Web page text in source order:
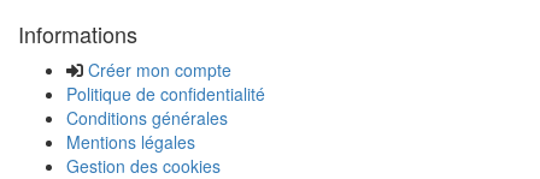
Informations
Créer mon compte
Politique de confidentialité
Conditions générales
Mentions légales
Gestion des cookies